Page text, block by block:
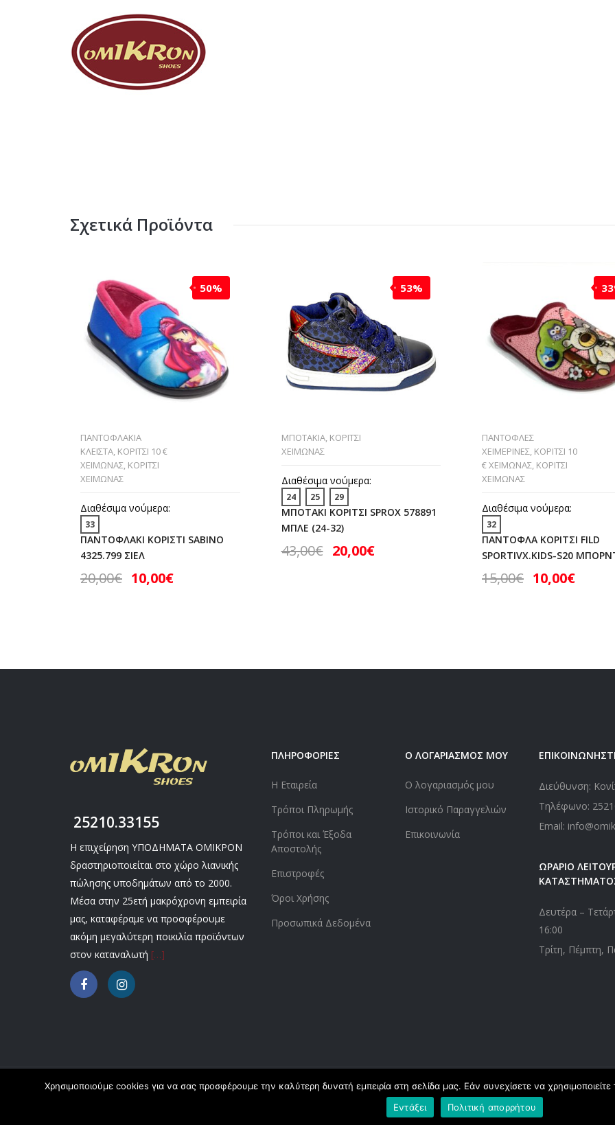
Σχετικά Προϊόντα
50%
ΠΑΝΤΟΦΛΑΚΙΑ
ΚΛΕΙΣΤΑ, ΚΟΡΙΤΣΙ 10 €
ΧΕΙΜΩΝΑΣ, ΚΟΡΙΤΣΙ
ΧΕΙΜΩΝΑΣ
Διαθέσιμα νούμερα:
33
ΠΑΝΤΟΦΛΑΚΙ ΚΟΡΙΣΤΙ SABINO
4325.799 ΣΙΕΛ
20,00€ 10,00€
53%
ΜΠΟΤΑΚΙΑ, ΚΟΡΙΤΣΙ
ΧΕΙΜΩΝΑΣ
Διαθέσιμα νούμερα:
24 25 29
ΜΠΟΤΑΚΙ ΚΟΡΙΤΣΙ SPROX 578891
ΜΠΛΕ (24-32)
43,00€ 20,00€
ΠΑΝΤΟΦΛΕΣ
ΧΕΙΜΕΡΙΝΕΣ, ΚΟΡΙΤΣΙ 10
€ ΧΕΙΜΩΝΑΣ, ΚΟΡΙΤΣΙ
ΧΕΙΜΩΝΑΣ
Διαθέσιμα νούμερα:
32
ΠΑΝΤΟΦΛΑ ΚΟΡΙΤΣΙ FILD
SPORTIVX.KIDS-S20
15,00€ 10,00€
25210.33155
Η επιχείρηση ΥΠΟΔΗΜΑΤΑ ΟΜΙΚΡΟΝ
δραστηριοποιείται στο χώρο λιανικής
πώλησης υποδημάτων από το 2000.
Μέσα στην 25ετή μακρόχρονη εμπειρία
μας, καταφέραμε να προσφέρουμε
ακόμη μεγαλύτερη ποικιλία προϊόντων
στον καταναλωτή […]
ΠΛΗΡΟΦΟΡΙΕΣ
Η Εταιρεία
Τρόποι Πληρωμής
Τρόποι και Έξοδα
Αποστολής
Επιστροφές
Όροι Χρήσης
Προσωπικά Δεδομένα
Ο ΛΟΓΑΡΙΑΣΜΟΣ ΜΟΥ
Ο λογαριασμός μου
Ιστορικό Παραγγελιών
Επικοινωνία
Διεύθυνση:
Τηλέφωνο:
Email:
ΩΡΑΡΙΟ
Δευτέρα –
16:00
Τρίτη, Πέμπτη,
Copyright © 2020 Omikronshoes.gr. All Right Reserved. Powered bywebApplications
Χρησιμοποιούμε cookies για να σας προσφέρουμε την καλύτερη δυνατή εμπειρία στη σελίδα μας. Εάν συνεχίσετε να
Εντάξει
Πολιτική απορρήτου